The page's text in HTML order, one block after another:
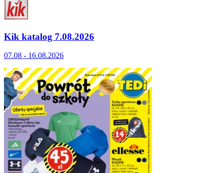
Kik katalog 7.08.2026
07.08 - 16.08.2026